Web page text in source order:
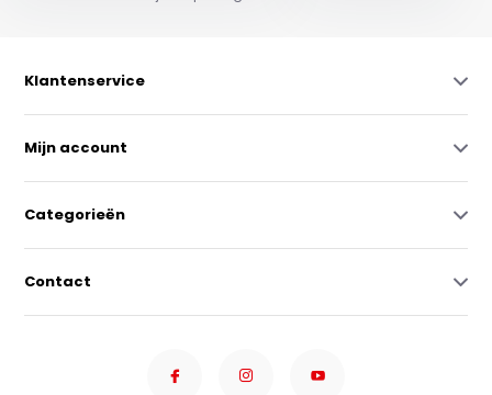
Klantenservice
Mijn account
Categorieën
Contact